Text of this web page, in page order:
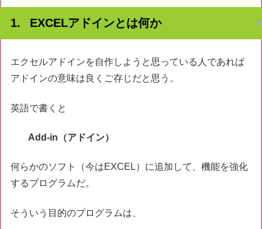
EXCELアドインとは何か
エクセルアドインを自作しようと思っている人であれば
アドインの意味は良くご存じだと思う。
英語で書くと
Add-in（アドイン）
何らかのソフト（今はEXCEL）に追加して、機能を強化
するプログラムだ。
そういう目的のプログラムは、